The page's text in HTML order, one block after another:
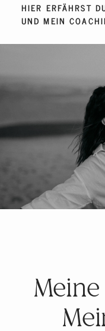
HIER ERFÄHRST
UND MEIN
Meine